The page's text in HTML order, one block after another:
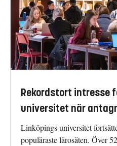
Rekordstort intresse
universitet när
Linköpings universitet
populäraste lärosäten. Över